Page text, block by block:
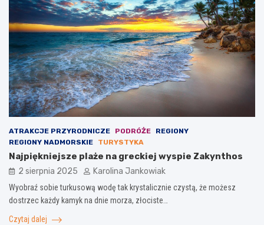
ATRAKCJE PRZYRODNICZE PODRÓŻE
REGIONY
REGIONY NADMORSKIE
TURYSTYKA
Najpiękniejsze plaże na greckiej wyspie Zakynthos
2 sierpnia 2025 Karolina Jankowiak
Wyobraź sobie turkusową wodę tak krystalicznie czystą, że możesz
dostrzec każdy kamyk na dnie morza, złociste…
Czytaj dalej